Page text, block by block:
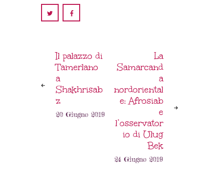
Il palazzo di
Tamerlano
a
Shakhrisab
z
20 Giugno 2019
La
Samarcand
a
nordoriental
e: Afrosiab
e
l’osservator
io di Ulug
Bek
24 Giugno 2019